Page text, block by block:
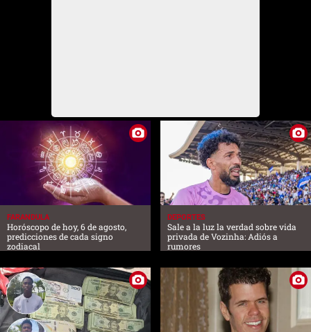
FARANDULA
Horóscopo de hoy, 6 de agosto,
predicciones de cada signo
zodiacal
DEPORTES
Sale a la luz la verdad sobre vida
privada de Vozinha: Adiós a
rumores